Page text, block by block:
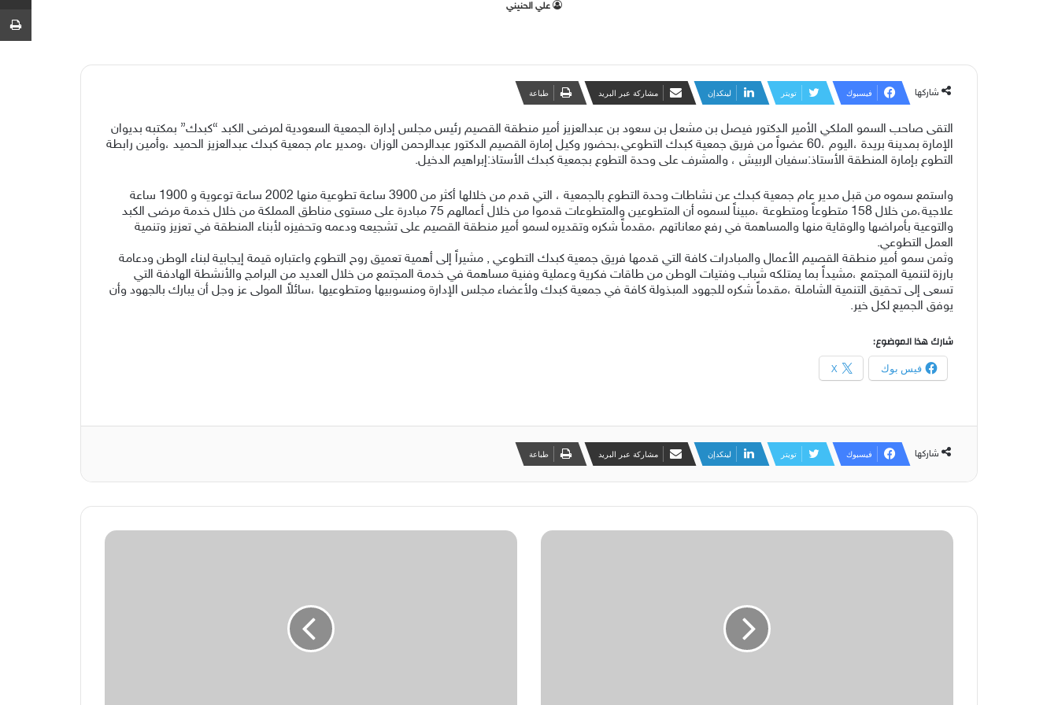
علي الحنيني
شاركها فيسبوك تويتر لينكدإن مشاركة عبر البريد طباعة
التقى صاحب السمو الملكي الأمير الدكتور فيصل بن مشعل بن سعود بن عبدالعزيز أمير منطقة القصيم رئيس مجلس إدارة الجمعية السعودية لمرضى الكبد “كبدك” بمكتبه بديوان
الإمارة بمدينة بريدة ،اليوم ،60 عضواً من فريق جمعية كبدك التطوعي،بحضور وكيل إمارة القصيم الدكتور عبدالرحمن الوزان ،ومدير عام جمعية كبدك عبدالعزيز الحميد ،وأمين رابطة
التطوع بإمارة المنطقة الأستاذ:سفيان الربيش ، والمشرف على وحدة التطوع بجمعية كبدك الأستاذ:إبراهيم الدخيل.
واستمع سموه من قبل مدير عام جمعية كبدك عن نشاطات وحدة التطوع بالجمعية ، التي قدم من خلالها أكثر من 3900 ساعة تطوعية منها 2002 ساعة توعوية و 1900 ساعة
علاجية،من خلال 158 متطوعاً ومتطوعة ،مبيناً لسموه أن المتطوعين والمتطوعات قدموا من خلال أعمالهم 75 مبادرة على مستوى مناطق المملكة من خلال خدمة مرضى الكبد
والتوعية بأمراضها والوقاية منها والمساهمة في رفع معاناتهم ،مقدماً شكره وتقديره لسمو أمير منطقة القصيم على تشجيعه ودعمه وتحفيزه لأبناء المنطقة في تعزيز وتنمية
العمل التطوعي.
وثمن سمو أمير منطقة القصيم الأعمال والمبادرات كافة التي قدمها فريق جمعية كبدك التطوعي , مشيراً إلى أهمية تعميق روح التطوع واعتباره قيمة إيجابية لبناء الوطن ودعامة
بارزة لتنمية المجتمع ،مشيداً بما يمتلكه شباب وفتيات الوطن من طاقات فكرية وعملية وفنية مساهمة في خدمة المجتمع من خلال العديد من البرامج والأنشطة الهادفة التي
تسعى إلى تحقيق التنمية الشاملة ،مقدماً شكره للجهود المبذولة كافة في جمعية كبدك ولأعضاء مجلس الإدارة ومنسوبيها ومتطوعيها ،سائلاً المولى عز وجل أن يبارك بالجهود وأن
يوفق الجميع لكل خير.
شارك هذا الموضوع:
فيس بوك X
شاركها فيسبوك تويتر لينكدإن مشاركة عبر البريد طباعة